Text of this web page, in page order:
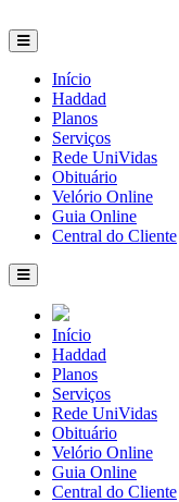
Início
Haddad
Planos
Serviços
Rede UniVidas
Obituário
Velório Online
Guia Online
Central do Cliente
Início
Haddad
Planos
Serviços
Rede UniVidas
Obituário
Velório Online
Guia Online
Central do Cliente